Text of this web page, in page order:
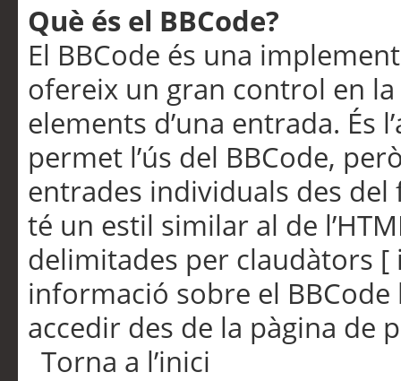
Què és el BBCode?
El BBCode és una
ofereix un gran control en
elements d’una entrada. És
permet l’ús del BBCode,
entrades individuals des
té un estil similar al de
delimitades per claudàtors [
informació sobre el
accedir des de la pàgina de
Torna a l’inici